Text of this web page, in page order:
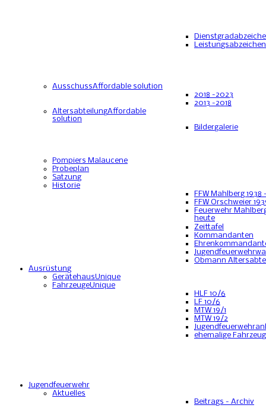
Leistungsabzeichen
AusschussAffordable solution
2018 -2023
2013 -2018
AltersabteilungAffordable
solution
Bildergalerie
Pompiers Malaucene
Probeplan
Satzung
Historie
FFW Mahlberg 1938
FFW Orschweier
Feuerwehr
heute
Zeittafel
Kommandanten
Obmann
Ausrüstung
GerätehausUnique
FahrzeugeUnique
HLF 10/6
LF 10/6
MTW 19/1
MTW 19/2
ehemalige
Jugendfeuerwehr
Aktuelles
Beitrags - Archiv